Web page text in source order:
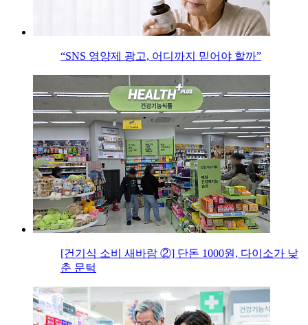
“SNS 영양제 광고, 어디까지 믿어야 할까”
[건기식 소비 새바람 ②] 단돈 1000원, 다이소가 낮
춘 문턱